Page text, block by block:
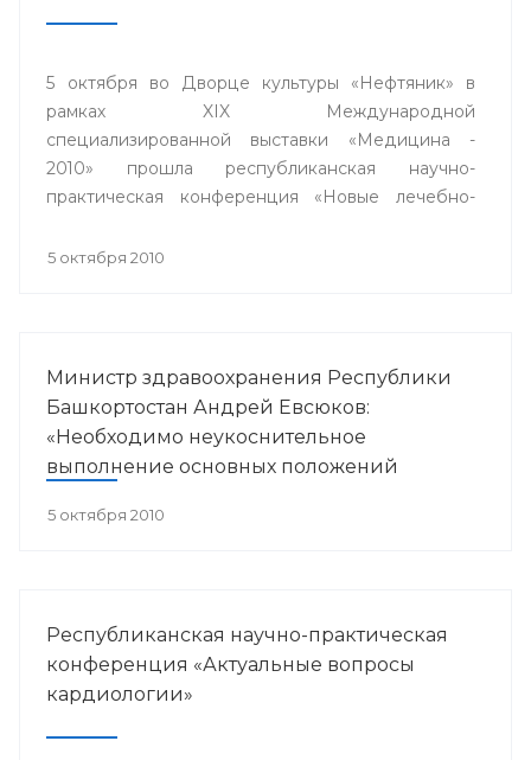
5 октября во Дворце культуры «Нефтяник» в
рамках XIX Международной
специализированной выставки «Медицина -
2010» прошла республиканская научно-
практическая конференция «Новые лечебно-
в пульмонологии».
5 октября 2010
Министр здравоохранения Республики
Башкортостан Андрей Евсюков:
«Необходимо неукоснительное
выполнение основных положений
5 октября 2010
Республиканская научно-практическая
конференция «Актуальные вопросы
кардиологии»